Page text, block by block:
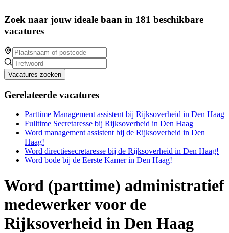
Zoek naar jouw ideale baan in 181 beschikbare
vacatures
Vacatures zoeken
Gerelateerde vacatures
Parttime Management assistent bij Rijksoverheid in Den Haag
Fulltime Secretaresse bij Rijksoverheid in Den Haag
Word management assistent bij de Rijksoverheid in Den
Haag!
Word directiesecretaresse bij de Rijksoverheid in Den Haag!
Word bode bij de Eerste Kamer in Den Haag!
Word (parttime) administratief
medewerker voor de
Rijksoverheid in Den Haag